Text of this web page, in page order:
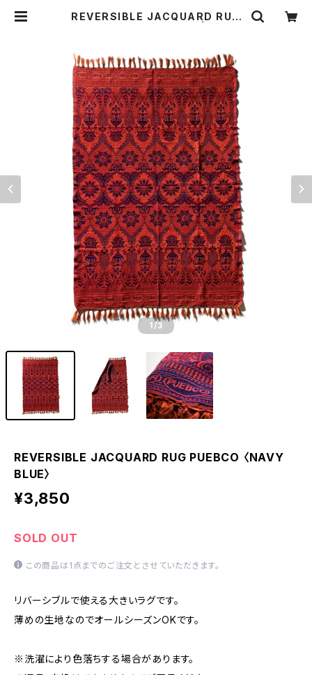
REVERSIBLE JACQUARD RUG
1/3
REVERSIBLE JACQUARD RUG PUEBCO 〈NAVY
BLUE〉
¥3,850
SOLD OUT
この商品は1点までのご注文とさせていただきます。
リバーシブルで使える大きいラグです。
薄めの生地なのでオールシーズンOKです。
※洗濯により色落ちする場合があります。